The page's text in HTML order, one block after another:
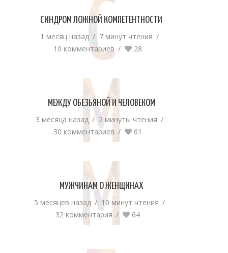
СИНДРОМ ЛОЖНОЙ КОМПЕТЕНТНОСТИ
1 месяц назад
7 минут чтения
10 комментариев
28
С
МЕЖДУ ОБЕЗЬЯНОЙ И ЧЕЛОВЕКОМ
3 месяца назад
2 минуты чтения
30 комментариев
61
М
МУЖЧИНАМ О ЖЕНЩИНАХ
5 месяцев назад
10 минут чтения
32 комментария
64
М